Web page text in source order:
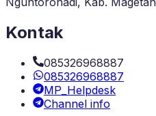
Kontak
085326968887
085326968887
MP_Helpdesk
Channel info